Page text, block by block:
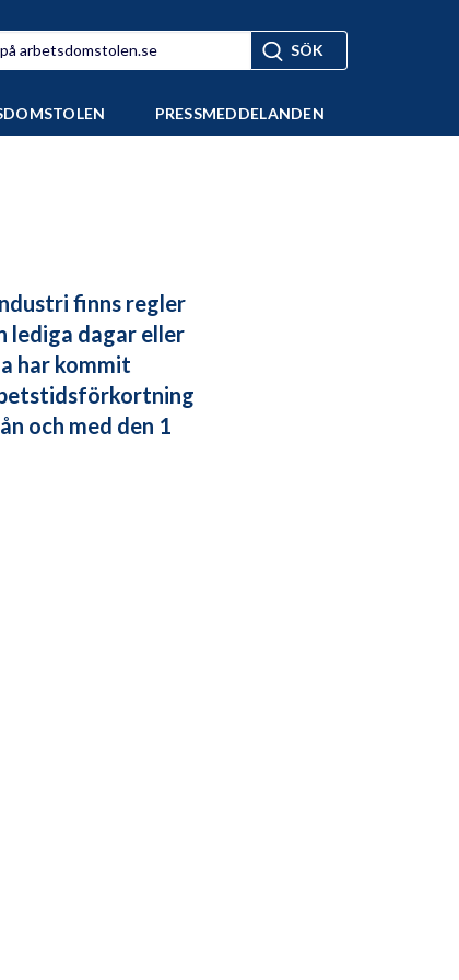
PRESSMEDDELANDEN
finns regler
lediga dagar eller
har kommit
och med den 1